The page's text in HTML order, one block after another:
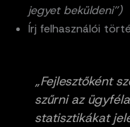
jegyet beküldeni”)
Írj felhasználói
„Fejlesztőként
szűrni az
statisztikákat